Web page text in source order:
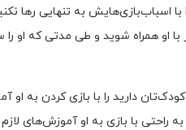
با اسباب‌بازی‌هایش به تنهایی
با او همراه شوید و طی مدتی که او
دارید را با بازی کردن به او
راحتی با بازی به او آموزش‌های لازم